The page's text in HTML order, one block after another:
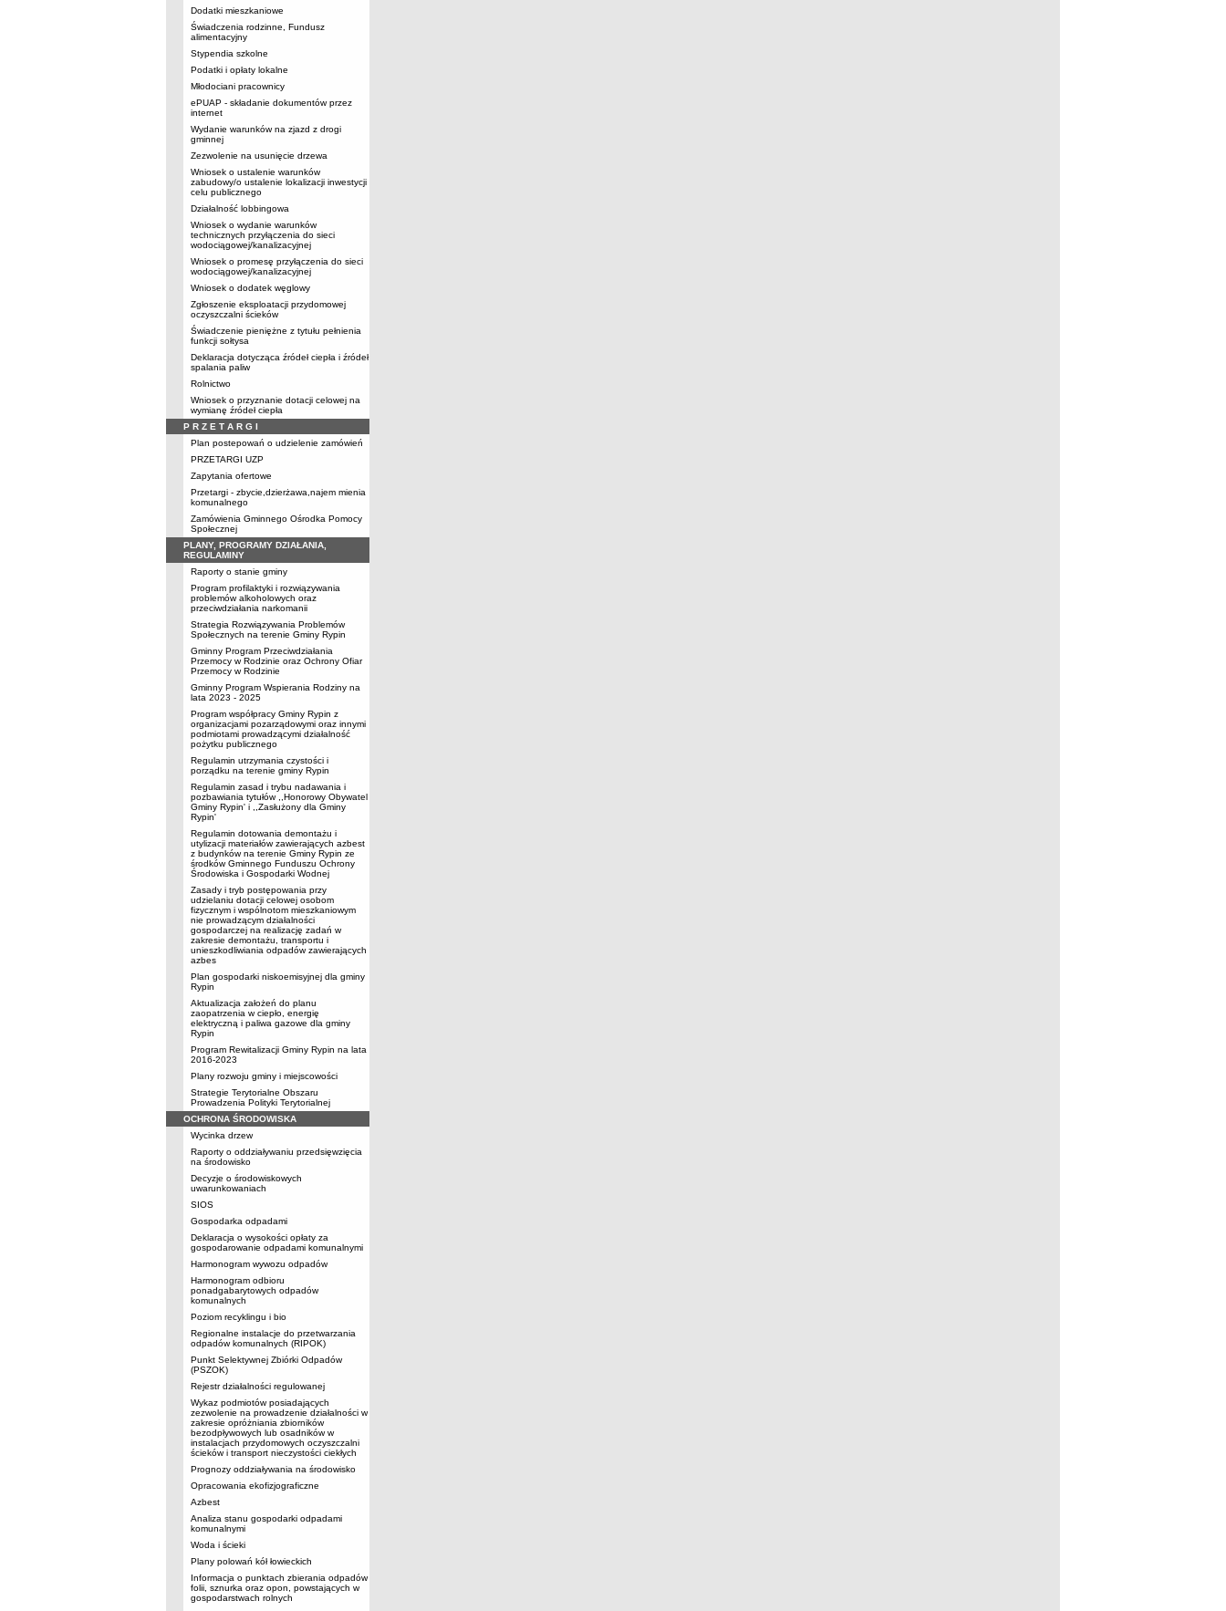
Dodatki mieszkaniowe
Świadczenia rodzinne, Fundusz
alimentacyjny
Stypendia szkolne
Podatki i opłaty lokalne
Młodociani pracownicy
ePUAP - składanie dokumentów przez
internet
Wydanie warunków na zjazd z drogi
gminnej
Zezwolenie na usunięcie drzewa
Wniosek o ustalenie warunków
zabudowy/o ustalenie lokalizacji inwestycji
celu publicznego
Działalność lobbingowa
Wniosek o wydanie warunków
technicznych przyłączenia do sieci
wodociągowej/kanalizacyjnej
Wniosek o promesę przyłączenia do sieci
wodociągowej/kanalizacyjnej
Wniosek o dodatek węglowy
Zgłoszenie eksploatacji przydomowej
oczyszczalni ścieków
Świadczenie pieniężne z tytułu pełnienia
funkcji sołtysa
Deklaracja dotycząca źródeł ciepła i źródeł
spalania paliw
Rolnictwo
Wniosek o przyznanie dotacji celowej na
wymianę źródeł ciepła
P R Z E T A R G I
Plan postepowań o udzielenie zamówień
PRZETARGI UZP
Zapytania ofertowe
Przetargi - zbycie,dzierżawa,najem mienia
komunalnego
Zamówienia Gminnego Ośrodka Pomocy
Społecznej
PLANY, PROGRAMY DZIAŁANIA,
REGULAMINY
Raporty o stanie gminy
Program profilaktyki i rozwiązywania
problemów alkoholowych oraz
przeciwdziałania narkomanii
Strategia Rozwiązywania Problemów
Społecznych na terenie Gminy Rypin
Gminny Program Przeciwdziałania
Przemocy w Rodzinie oraz Ochrony Ofiar
Przemocy w Rodzinie
Gminny Program Wspierania Rodziny na
lata 2023 - 2025
Program współpracy Gminy Rypin z
organizacjami pozarządowymi oraz innymi
podmiotami prowadzącymi działalność
pożytku publicznego
Regulamin utrzymania czystości i
porządku na terenie gminy Rypin
Regulamin zasad i trybu nadawania i
pozbawiania tytułów ,,Honorowy Obywatel
Gminy Rypin' i ,,Zasłużony dla Gminy
Rypin'
Regulamin dotowania demontażu i
utylizacji materiałów zawierających azbest
z budynków na terenie Gminy Rypin ze
środków Gminnego Funduszu Ochrony
Środowiska i Gospodarki Wodnej
Zasady i tryb postępowania przy
udzielaniu dotacji celowej osobom
fizycznym i wspólnotom mieszkaniowym
nie prowadzącym działalności
gospodarczej na realizację zadań w
zakresie demontażu, transportu i
unieszkodliwiania odpadów zawierających
azbes
Plan gospodarki niskoemisyjnej dla gminy
Rypin
Aktualizacja założeń do planu
zaopatrzenia w ciepło, energię
elektryczną i paliwa gazowe dla gminy
Rypin
Program Rewitalizacji Gminy Rypin na lata
2016-2023
Plany rozwoju gminy i miejscowości
Strategie Terytorialne Obszaru
Prowadzenia Polityki Terytorialnej
OCHRONA ŚRODOWISKA
Wycinka drzew
Raporty o oddziaływaniu przedsięwzięcia
na środowisko
Decyzje o środowiskowych
uwarunkowaniach
SIOS
Gospodarka odpadami
Deklaracja o wysokości opłaty za
gospodarowanie odpadami komunalnymi
Harmonogram wywozu odpadów
Harmonogram odbioru
ponadgabarytowych odpadów
komunalnych
Poziom recyklingu i bio
Regionalne instalacje do przetwarzania
odpadów komunalnych (RIPOK)
Punkt Selektywnej Zbiórki Odpadów
(PSZOK)
Rejestr działalności regulowanej
Wykaz podmiotów posiadających
zezwolenie na prowadzenie działalności w
zakresie opróżniania zbiorników
bezodpływowych lub osadników w
instalacjach przydomowych oczyszczalni
ścieków i transport nieczystości ciekłych
Prognozy oddziaływania na środowisko
Opracowania ekofizjograficzne
Azbest
Analiza stanu gospodarki odpadami
komunalnymi
Woda i ścieki
Plany polowań kół łowieckich
Informacja o punktach zbierania odpadów
folii, sznurka oraz opon, powstających w
gospodarstwach rolnych